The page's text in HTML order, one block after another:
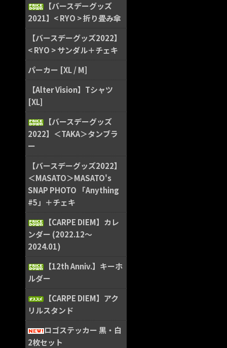
【バースデーグッズ
2021】< RYO > 折り畳み傘
【バースデーグッズ2022】
< RYO > サンダル＋チェキ
パーカー [XL / M]
【Alter Vision】Tシャツ
[XL]
【バースデーグッズ
2022】＜TAKA＞タンブラ
ー
【バースデーグッズ2022】
＜MASATO＞MASATO's
SNAP PHOTO 「Anything
#5」＋チェキ
【CARPE DIEM】カレ
ンダー (2022.12〜
2024.01)
【12th Anniv.】キーホ
ルダー
【CARPE DIEM】アク
リルスタンド
ロゴステッカー 黒・白
2枚セット